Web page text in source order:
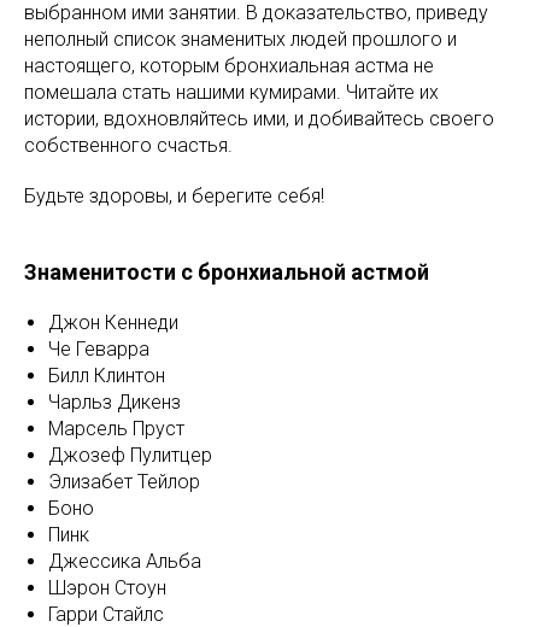
выбранном ими занятии. В доказательство, приведу
неполный список знаменитых людей прошлого и
настоящего, которым бронхиальная астма не
помешала стать нашими кумирами. Читайте их
истории, вдохновляйтесь ими, и добивайтесь своего
собственного счастья.
Будьте здоровы, и берегите себя!
Знаменитости с бронхиальной астмой
Джон Кеннеди
Че Геварра
Билл Клинтон
Чарльз Дикенз
Марсель Пруст
Джозеф Пулитцер
Элизабет Тейлор
Боно
Пинк
Джессика Альба
Шэрон Стоун
Гарри Стайлс